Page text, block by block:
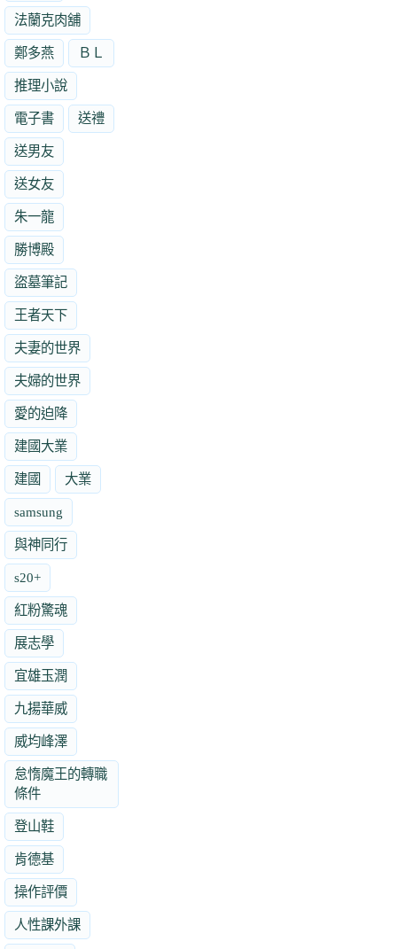
法蘭克肉舖
鄭多燕 ＢＬ
推理小說
電子書 送禮
送男友
送女友
朱一龍
勝博殿
盜墓筆記
王者天下
夫妻的世界
夫婦的世界
愛的迫降
建國大業
建國 大業
samsung
與神同行
s20+
紅粉驚魂
展志學
宜雄玉潤
九揚華威
威均峰澤
怠惰魔王的轉職
條件
登山鞋
肯德基
操作評價
人性課外課